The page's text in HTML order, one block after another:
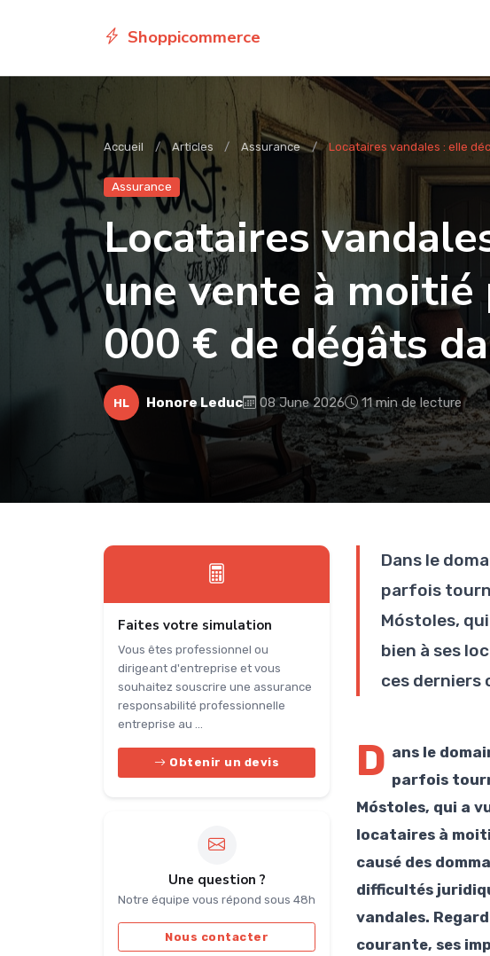
Shoppicommerce
Accueil Articles Assurance Locataires vandales : elle
Assurance
Locataires
une vente à
000 € de dégâts
HL Honore Leduc 08 June 2026 11 min de lecture
Faites votre simulation
Vous êtes professionnel ou
dirigeant d'entreprise et vous
souhaitez souscrire une assurance
responsabilité professionnelle
entreprise au ...
Obtenir un devis
Une question ?
Notre équipe vous répond sous 48h
Nous contacter
Dans le
parfois
Móstoles,
bien à ses
ces derniers
D ans le
parfois
Móstoles, qui a
locataires à
causé des
difficultés
vandales.
courante, ses